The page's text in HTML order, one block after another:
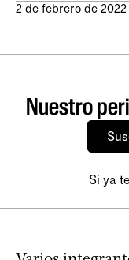
2 de febrero de 2022
Nuestro
Si ya